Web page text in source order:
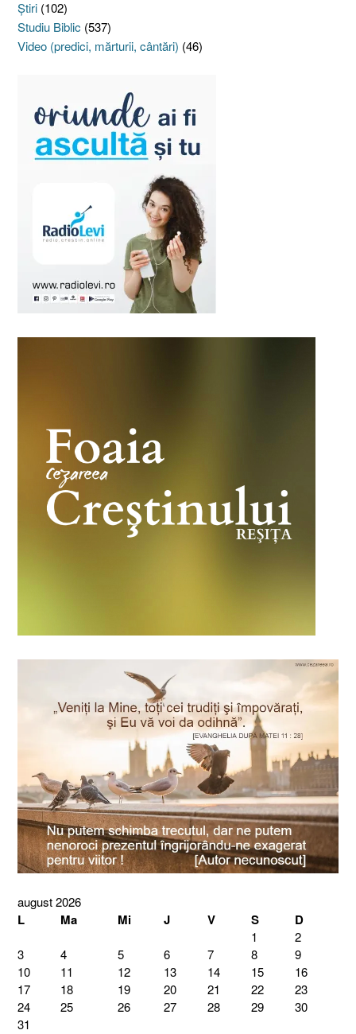
Ştiri (102)
Studiu Biblic (537)
Video (predici, mărturii, cântări) (46)
august 2026
L Ma Mi J V S D
1
2
3
4 5 6 7 8
9
10
11 12 13 14 15
16
17
18 19 20 21 22
23
24
25 26 27 28 29
30
31